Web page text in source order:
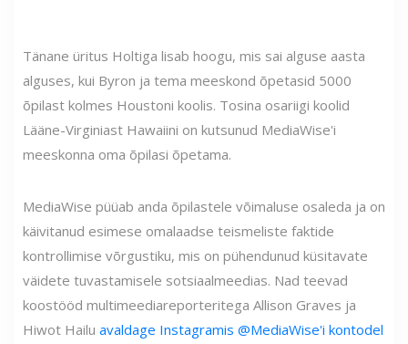
Tänane üritus Holtiga lisab hoogu, mis sai alguse aasta
alguses, kui Byron ja tema meeskond õpetasid 5000
õpilast kolmes Houstoni koolis. Tosina osariigi koolid
Lääne-Virginiast Hawaiini on kutsunud MediaWise'i
meeskonna oma õpilasi õpetama.
MediaWise püüab anda õpilastele võimaluse osaleda ja on
käivitanud esimese omalaadse teismeliste faktide
kontrollimise võrgustiku, mis on pühendunud küsitavate
väidete tuvastamisele sotsiaalmeedias. Nad teevad
koostööd multimeediareporteritega Allison Graves ja
Hiwot Hailu avaldage Instagramis @MediaWise'i kontodel